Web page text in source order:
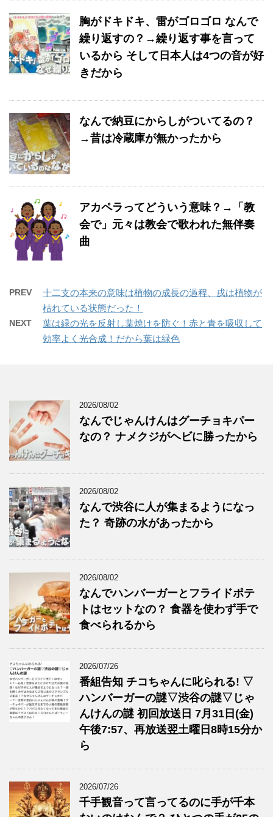
胸がドキドキ、雷がゴロゴロ なんで
繰り返すの？→繰り返す事を言って
いるから そして日本人は4つの音が好
きだから
なんで納豆にからしがついてるの？
→昔は冷蔵庫が無かったから
アカペラってどういう意味？→「教
会で」元々は教会で歌われた無伴奏
曲
PREV
十二支の本来の意味は植物の成長の過程、戌は植物が
枯れている状態だった！
NEXT
葉は緑の光を反射し葉焼けを防ぐ！赤と青を吸収して
効率よく光合成！だから葉は緑色
2026/08/02
なんでじゃんけんはグーチョキパー
なの？ ナメクジがヘビに勝ったから
2026/08/02
なんで渋谷に人が集まるようになっ
た？ 奇跡の水があったから
2026/08/02
なんでハンバーガーとフライドポテ
トはセットなの？ 食器を使わず手で
食べられるから
2026/07/26
番組告知 チコちゃんに叱られる! ▽
ハンバーガーの謎▽渋谷の謎▽じゃ
んけんの謎 初回放送日 7月31日(金)
午後7:57、再放送翌土曜日8時15分か
ら
2026/07/26
千手観音って言ってるのに手が千本